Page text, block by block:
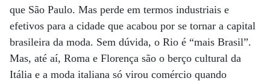
que São Paulo. Mas perde em termos industriais e
efetivos para a cidade que acabou por se tornar a capital
brasileira da moda. Sem dúvida, o Rio é “mais Brasil”.
Mas, até aí, Roma e Florença são o berço cultural da
Itália e a moda italiana só virou comércio quando